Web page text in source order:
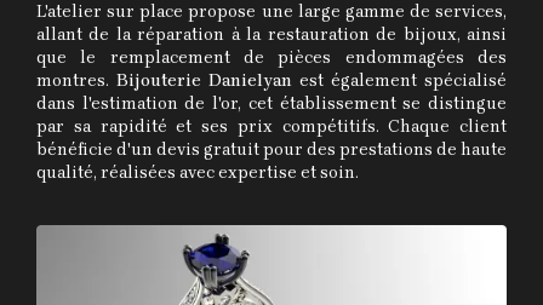
L'atelier sur place propose une large gamme de services,
allant de la réparation à la restauration de bijoux, ainsi
que le remplacement de pièces endommagées des
montres. Bijouterie Danielyan est également spécialisé
dans l'estimation de l'or, cet établissement se distingue
par sa rapidité et ses prix compétitifs. Chaque client
bénéficie d'un devis gratuit pour des prestations de haute
qualité, réalisées avec expertise et soin.